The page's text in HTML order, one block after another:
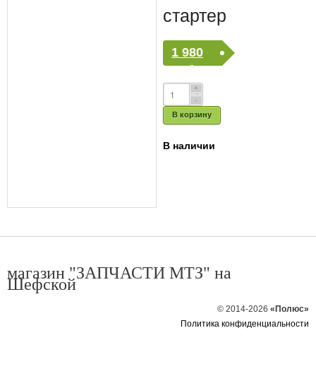
стартер
1 980
руб.
В корзину
В наличии
магазин "ЗАПЧАСТИ МТЗ" на
Шефской
© 2014-2026 «Полюс»
Политика конфиденциальности